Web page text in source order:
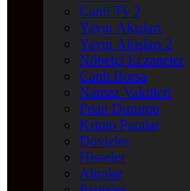
Canlı Tv 2
Yayın Akışları
Yayın Akışları 2
Nöbetçi Eczaneler
Canlı Borsa
Namaz Vakitleri
Puan Durumu
Kripto Paralar
Dövizler
Hisseler
Altınlar